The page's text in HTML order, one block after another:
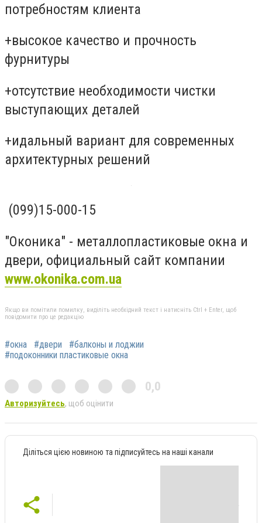
потребностям клиента
+высокое качество и прочность
фурнитуры
+отсутствие необходимости чистки
выступающих деталей
+идальный вариант для современных
архитектурных решений
(099)15-000-15
"Оконика" - металлопластиковые окна и
двери, официальный сайт компании
www.okonika.com.ua
Якщо ви помітили помилку, виділіть необхідний текст і натисніть Ctrl + Enter, щоб
повідомити про це редакцію
#окна #двери
#балконы и лоджии
#подоконники пластиковые окна
0,0
Авторизуйтесь, щоб оцінити
Діліться цією новиною та підписуйтесь на наші канали